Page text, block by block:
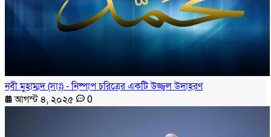
নবী মুহাম্মদ (সাঃ) - নিষ্পাপ চরিত্রের একটি উজ্জ্বল উদাহরণ
আগস্ট ৪, ২০২৫
0